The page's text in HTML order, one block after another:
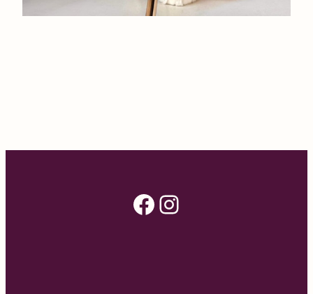
Facebook Instagram